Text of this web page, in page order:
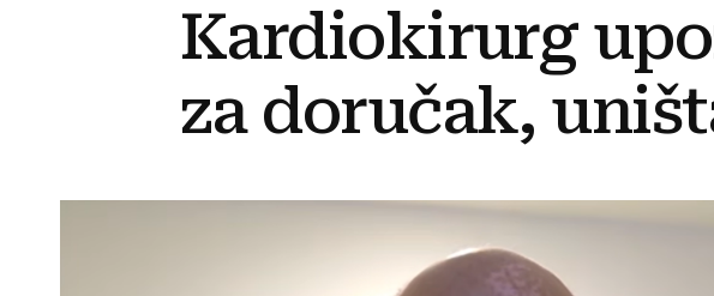
Kardiokirurg
za doručak,